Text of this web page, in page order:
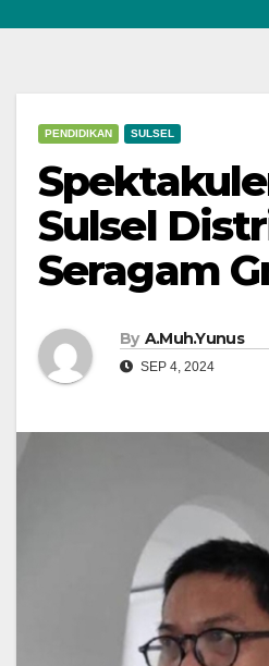
PENDIDIKAN SULSEL
Sulsel
Seragam
By A.Muh.Yunus
SEP 4, 2024